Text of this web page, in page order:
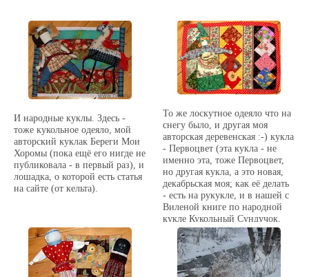
И народные куклы. Здесь -
тоже кукольное одеяло, мой
авторский куклак Береги Мои
Хоромы (пока ещё его нигде не
публиковала - в первый раз), и
лошадка, о которой есть статья
на сайте (от кельта).
То же лоскутное одеяло что на
снегу было, и другая моя
авторская деревенская :-) кукла
- Первоцвет (эта кукла - не
именно эта, тоже Первоцвет,
но другая кукла, а это новая,
декабрьская моя; как её делать
- есть на рукукле, и в нашей с
Виленой книге по народной
кукле Кукольный Сундучок,
которая в этом году в Белом
Городе вышла). Эта же куколка
поедет в подарок (кому -
писать не буду). :-)